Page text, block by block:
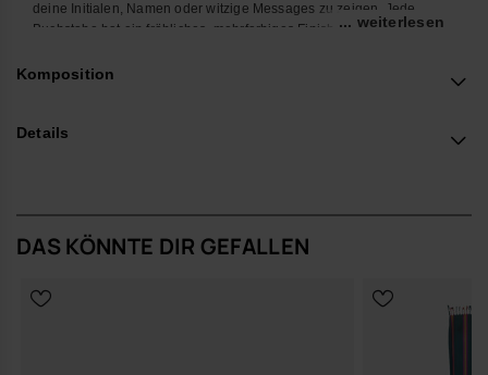
deine Initialen, Namen oder witzige Messages zu zeigen. Jede
Buchstabe hat ein fröhliches, mehrfarbiges Finish, das deinen
Super easy anzubringen und zu kombinieren – so machst du aus
... weiterlesen
Komposition
Details
DAS KÖNNTE DIR GEFALLEN